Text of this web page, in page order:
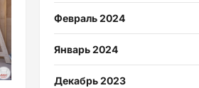
Февраль 2024
Январь 2024
Декабрь 2023